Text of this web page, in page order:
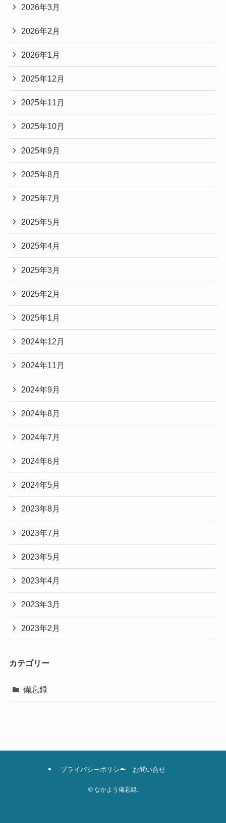
2026年3月
2026年2月
2026年1月
2025年12月
2025年11月
2025年10月
2025年9月
2025年8月
2025年7月
2025年5月
2025年4月
2025年3月
2025年2月
2025年1月
2024年12月
2024年11月
2024年9月
2024年8月
2024年7月
2024年6月
2024年5月
2023年8月
2023年7月
2023年5月
2023年4月
2023年3月
2023年2月
カテゴリー
備忘録
プライバシーポリシー お問い合せ
©なかよう備忘録.